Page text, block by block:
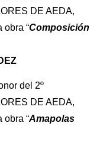
DE AEDA,
obra “Composición
del 2º
DE AEDA,
obra “Amapolas